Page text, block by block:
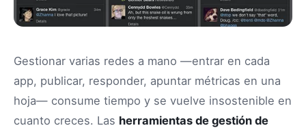
Gestionar varias redes a mano —entrar en cada
app, publicar, responder, apuntar métricas en una
hoja— consume tiempo y se vuelve insostenible en
cuanto creces. Las herramientas de gestión de